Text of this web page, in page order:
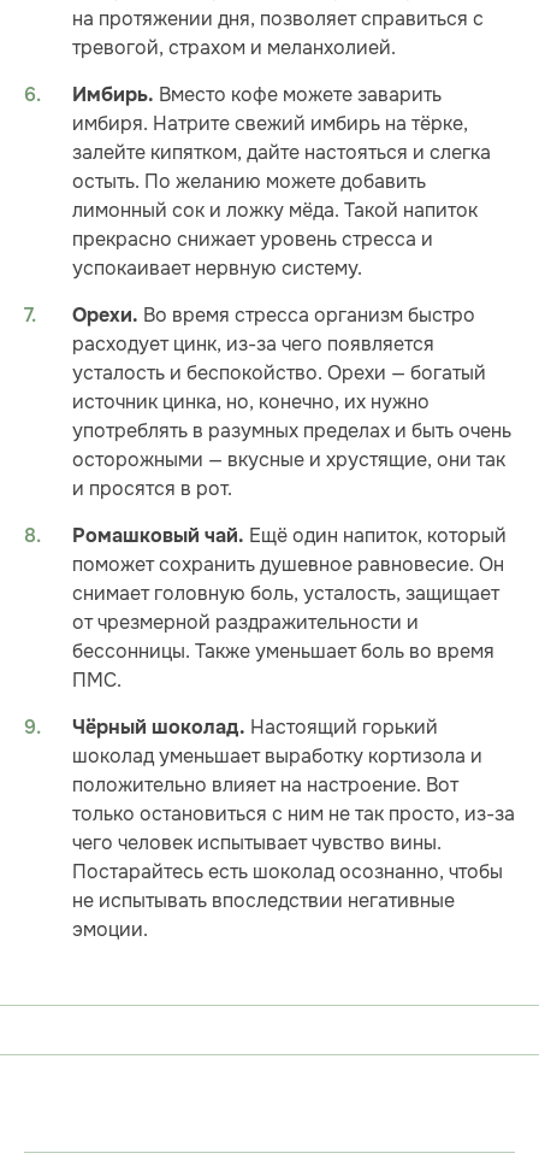
на протяжении дня, позволяет справиться с
тревогой, страхом и меланхолией.
Имбирь. Вместо кофе можете заварить
имбиря. Натрите свежий имбирь на тёрке,
залейте кипятком, дайте настояться и слегка
остыть. По желанию можете добавить
лимонный сок и ложку мёда. Такой напиток
прекрасно снижает уровень стресса и
успокаивает нервную систему.
Орехи. Во время стресса организм быстро
расходует цинк, из-за чего появляется
усталость и беспокойство. Орехи — богатый
источник цинка, но, конечно, их нужно
употреблять в разумных пределах и быть очень
осторожными — вкусные и хрустящие, они так
и просятся в рот.
Ромашковый чай. Ещё один напиток, который
поможет сохранить душевное равновесие. Он
снимает головную боль, усталость, защищает
от чрезмерной раздражительности и
бессонницы. Также уменьшает боль во время
ПМС.
Чёрный шоколад. Настоящий горький
шоколад уменьшает выработку кортизола и
положительно влияет на настроение. Вот
только остановиться с ним не так просто, из-за
чего человек испытывает чувство вины.
Постарайтесь есть шоколад осознанно, чтобы
не испытывать впоследствии негативные
эмоции.